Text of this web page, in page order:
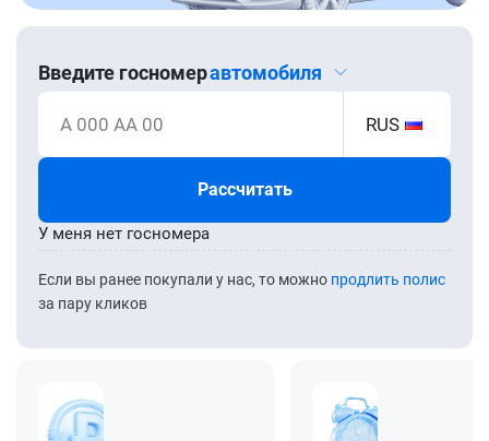
Введите госномеравтомобиля
А 000 АА 00 RUS
Рассчитать
Если вы ранее покупали у нас, то можно продлить полис
за пару кликов
У меня нет госномера